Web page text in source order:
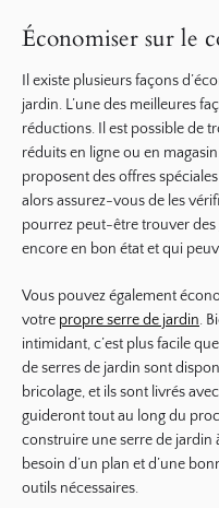
Économiser sur le
Il existe plusieurs façons
jardin. L’une des meilleures
réductions. Il est possible de
réduits en ligne ou en
proposent des offres
alors assurez-vous de les
pourrez peut-être trouver des
encore en bon état et qui
Vous pouvez également
votre propre serre de jardin.
intimidant, c’est plus facile
de serres de jardin sont
bricolage, et ils sont livrés
guideront tout au long du
construire une serre de jardin
besoin d’un plan et d’une
outils nécessaires.